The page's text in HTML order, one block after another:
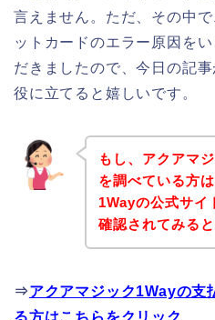
言えません。ただ、その中
ットカードのエラー原因を
だきましたので、今日の記
役に立てると嬉しいです。
もし、アクアマ
を調べている方
1Wayの公式サイ
確認されてみる
⇒アクアマジック1Wayの支